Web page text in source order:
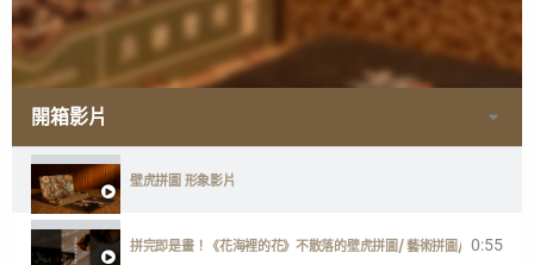
開箱影片
壁虎拼圖 形象影片
拼完即是畫！《花海裡的花》不散落的壁虎拼圖/ 藝術拼圖/ 台灣製
0:55